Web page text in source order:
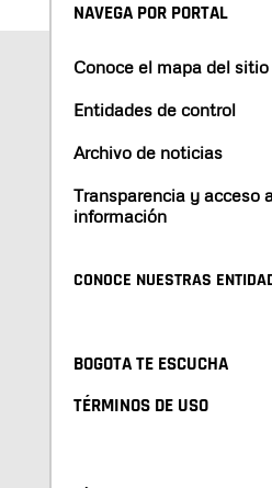
NAVEGA POR PORTAL
Conoce el mapa del sitio
Entidades de control
Archivo de noticias
Transparencia y acceso
información
CONOCE NUESTRAS
BOGOTA TE ESCUCHA
TÉRMINOS DE USO